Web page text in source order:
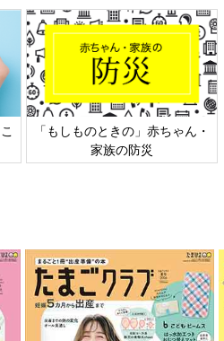
日本外来小児科学会リーフレッ
ト検討会